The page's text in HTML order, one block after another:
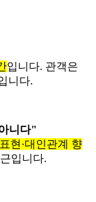
입니다. 관객은
니다.
니다"
현·대인관계 향
입니다.